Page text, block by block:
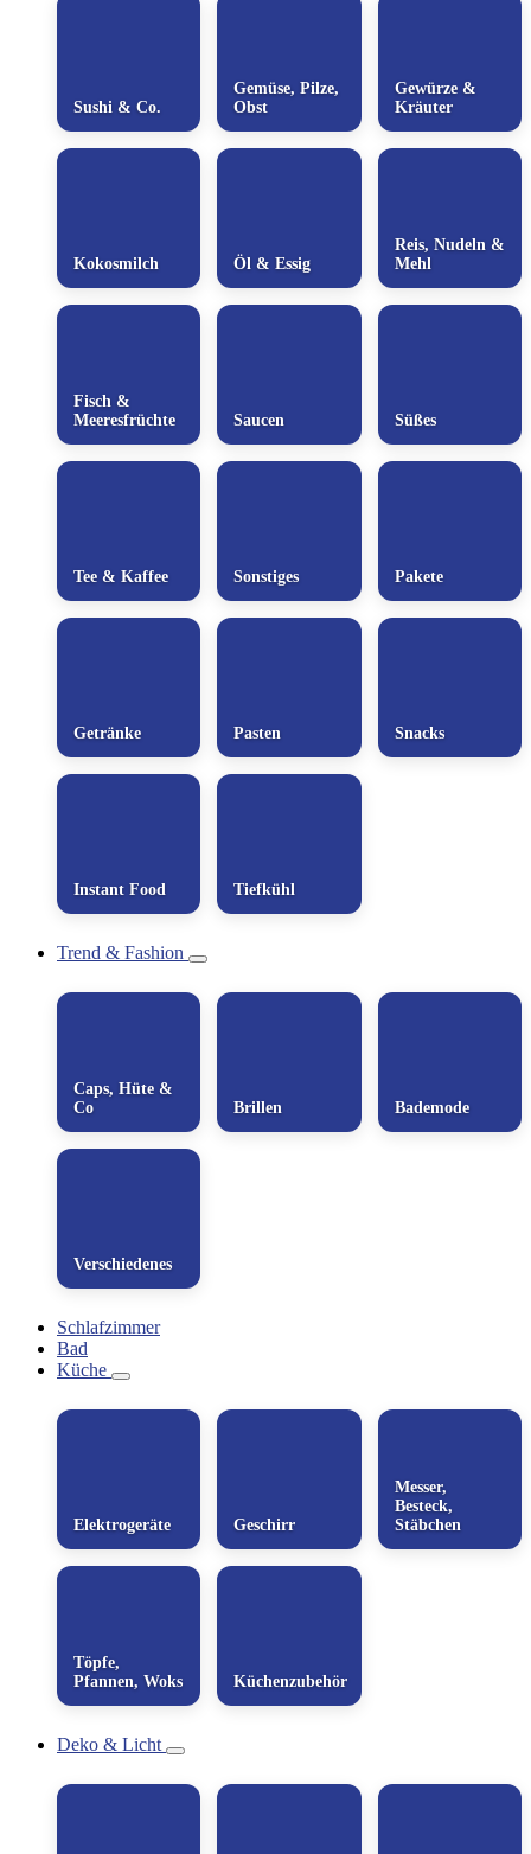
Sushi & Co.
Gemüse, Pilze,
Obst
Gewürze &
Kräuter
Kokosmilch Öl & Essig
Reis, Nudeln &
Mehl
Fisch &
Meeresfrüchte
Saucen Süßes
Tee & Kaffee Sonstiges Pakete
Getränke Pasten Snacks
Instant Food Tiefkühl
Trend & Fashion
Caps, Hüte &
Co
Brillen Bademode
Verschiedenes
Schlafzimmer
Bad
Küche
Elektrogeräte Geschirr
Messer,
Besteck,
Stäbchen
Töpfe,
Pfannen, Woks
Küchenzubehör
Deko & Licht